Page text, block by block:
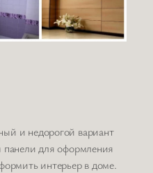
и недорогой вариант
панели для оформления
интерьер в доме.